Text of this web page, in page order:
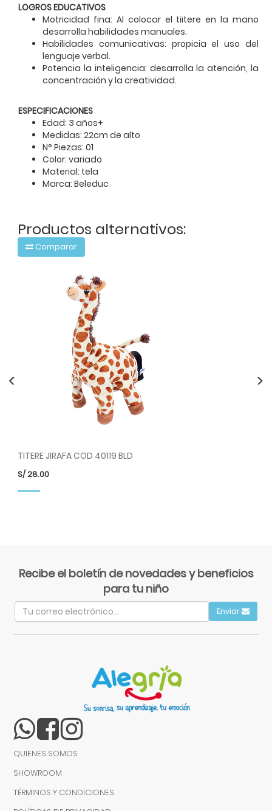
LOGROS EDUCATIVOS
Motricidad fina: Al colocar el tiitere en la mano
desarrolla habilidades manuales.
Habilidades comunicativas: propicia el uso del
lenguaje verbal.
Potencia la inteligencia: desarrolla la atención, la
concentración y la creatividad.
ESPECIFICACIONES
Edad: 3 años+
Medidas: 22cm de alto
N° Piezas: 01
Color: variado
Material: tela
Marca: Beleduc
Productos alternativos:
Comparar
TITERE JIRAFA COD 40119 BLD
S/28.00
< >
Recibe el boletín de novedades y beneficios
para tu niño
Enviar
QUIENES SOMOS
SHOWROOM
TÉRMINOS Y CONDICIONES